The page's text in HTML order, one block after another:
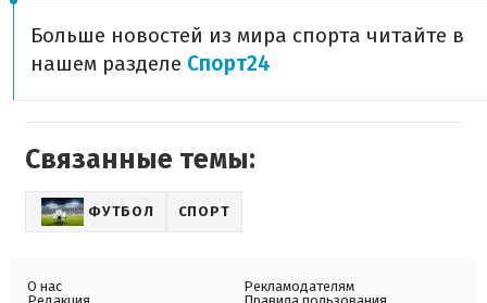
Больше новостей из мира спорта читайте в
нашем разделе Спорт24
Связанные темы:
ФУТБОЛ СПОРТ
О нас
Рекламодателям